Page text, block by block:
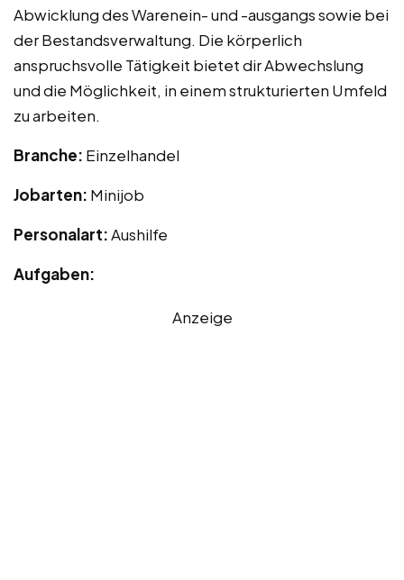
Abwicklung des Warenein- und -ausgangs sowie bei
der Bestandsverwaltung. Die körperlich
anspruchsvolle Tätigkeit bietet dir Abwechslung
und die Möglichkeit, in einem strukturierten Umfeld
zu arbeiten.
Branche: Einzelhandel
Jobarten: Minijob
Personalart:Aushilfe
Aufgaben:
Anzeige